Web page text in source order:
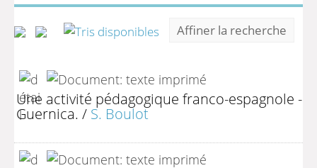
Affiner la recherche
Une activité pédagogique franco-espagnole -
Guernica. / S. Boulot